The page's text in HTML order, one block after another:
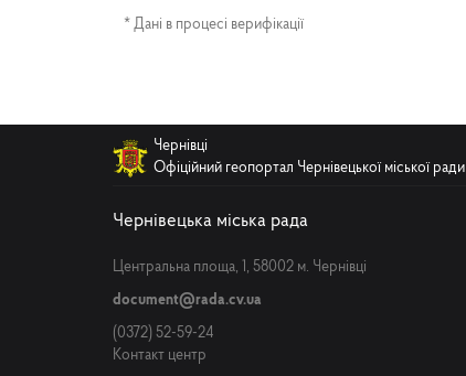
* Дані в процесі верифікації
Чернівці
Офіційний геопортал Чернівецької міської ради
Чернівецька міська рада
Центральна площа, 1, 58002 м. Чернівці
document@rada.cv.ua
(0372) 52-59-24
Контакт центр